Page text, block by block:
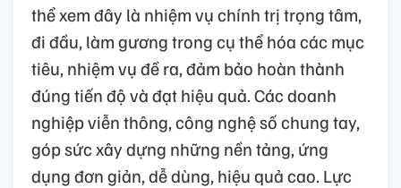
thể xem đây là nhiệm vụ chính trị trọng tâm,
đi đầu, làm gương trong cụ thể hóa các mục
tiêu, nhiệm vụ đề ra, đảm bảo hoàn thành
đúng tiến độ và đạt hiệu quả. Các doanh
nghiệp viễn thông, công nghệ số chung tay,
góp sức xây dựng những nền tảng, ứng
dụng đơn giản, dễ dùng, hiệu quả cao. Lực